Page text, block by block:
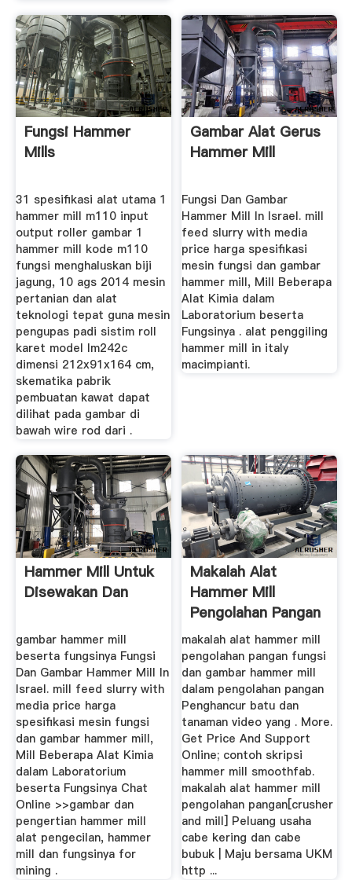
Fungsi Hammer
Mills
31 spesifikasi alat utama 1
hammer mill m110 input
output roller gambar 1
hammer mill kode m110
fungsi menghaluskan biji
jagung, 10 ags 2014 mesin
pertanian dan alat
teknologi tepat guna mesin
pengupas padi sistim roll
karet model lm242c
dimensi 212x91x164 cm,
skematika pabrik
pembuatan kawat dapat
dilihat pada gambar di
bawah wire rod dari .
Gambar Alat Gerus
Hammer Mill
Fungsi Dan Gambar
Hammer Mill In Israel. mill
feed slurry with media
price harga spesifikasi
mesin fungsi dan gambar
hammer mill, Mill Beberapa
Alat Kimia dalam
Laboratorium beserta
Fungsinya . alat penggiling
hammer mill in italy
macimpianti.
Hammer Mill Untuk
Disewakan Dan
gambar hammer mill
beserta fungsinya Fungsi
Dan Gambar Hammer Mill In
Israel. mill feed slurry with
media price harga
spesifikasi mesin fungsi
dan gambar hammer mill,
Mill Beberapa Alat Kimia
dalam Laboratorium
beserta Fungsinya Chat
Online >>gambar dan
pengertian hammer mill
alat pengecilan, hammer
mill dan fungsinya for
mining .
Makalah Alat
Hammer Mill
Pengolahan Pangan
makalah alat hammer mill
pengolahan pangan fungsi
dan gambar hammer mill
dalam pengolahan pangan
Penghancur batu dan
tanaman video yang . More.
Get Price And Support
Online; contoh skripsi
hammer mill smoothfab.
makalah alat hammer mill
pengolahan pangan[crusher
and mill] Peluang usaha
cabe kering dan cabe
bubuk | Maju bersama UKM
http ...